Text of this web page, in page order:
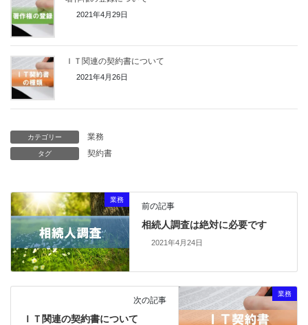
2021年4月29日
ＩＴ関連の契約書について
2021年4月26日
カテゴリー 業務
タグ 契約書
業務
前の記事
相続人調査は絶対に必要です
2021年4月24日
業務
次の記事
ＩＴ関連の契約書について